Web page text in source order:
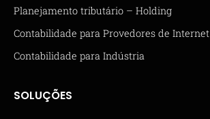
Planejamento tributário – Holding
Contabilidade para Provedores de Internet
Contabilidade para Indústria
SOLUÇÕES